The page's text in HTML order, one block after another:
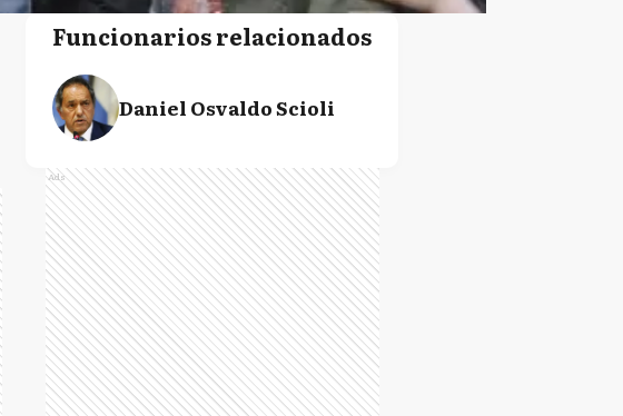
Funcionarios relacionados
Daniel Osvaldo Scioli
Ads